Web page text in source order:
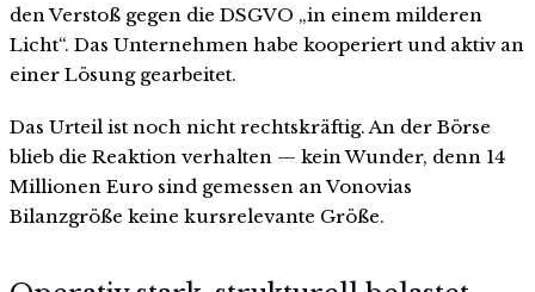
den Verstoß gegen die DSGVO „in einem milderen
Licht“. Das Unternehmen habe kooperiert und aktiv an
einer Lösung gearbeitet.
Das Urteil ist noch nicht rechtskräftig. An der Börse
blieb die Reaktion verhalten — kein Wunder, denn 14
Millionen Euro sind gemessen an Vonovias
Bilanzgröße keine kursrelevante Größe.